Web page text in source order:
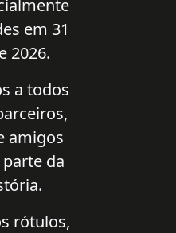
em 31
2026.
a todos
amigos
da
rótulos,